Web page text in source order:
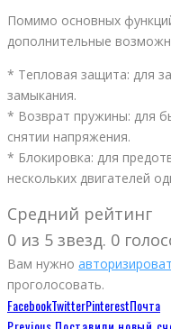
Помимо основных
дополнительные
* Тепловая защита: для
замыкания.
* Возврат пружины: для
снятии напряжения.
* Блокировка: для
нескольких двигателей
Средний рейтинг
0 из 5 звезд. 0
Вам нужно
проголосовать.
FacebookTwitterPinterestПочта